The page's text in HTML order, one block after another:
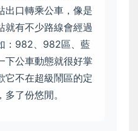
出口轉乘公車，像是
就有不少路線會經過
：982、982區、藍
下公車動態就很好掌
它不在超級鬧區的定
了份悠閒。